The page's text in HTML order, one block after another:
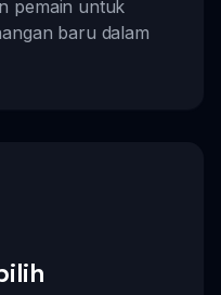
pemain untuk
baru dalam